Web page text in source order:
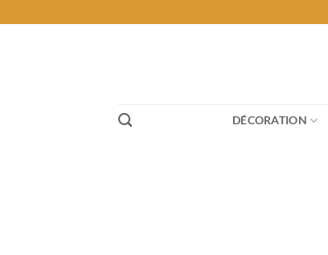
au
DÉCORATION